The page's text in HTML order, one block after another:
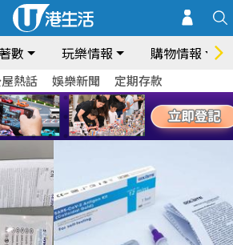
數 玩樂情報 購物情報
熱話 娛樂新聞 定期存款